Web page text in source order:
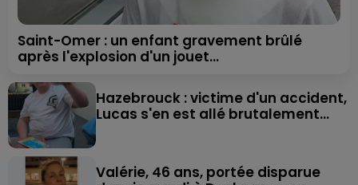
Saint-Omer : un enfant gravement brûlé
après l'explosion d'un jouet...
Hazebrouck : victime d'un accident,
Lucas s'en est allé brutalement...
Valérie, 46 ans, portée disparue